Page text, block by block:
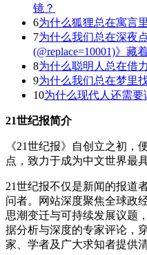
镜？
6为什么狐狸总在寓言
7为什么我们总在深夜
(@replace=10001)》藏
8为什么聪明人总在借
9为什么我们总在梦里
10为什么现代人还需要
21世纪报简介
《21世纪报》自创立之初，
点，致力于成为中文世界最
21世纪报不仅是新闻的报道
问者。网站深度聚焦全球政
思潮变迁与可持续发展议题
据分析与深度的专家评论，
家、学者及广大求知者提供